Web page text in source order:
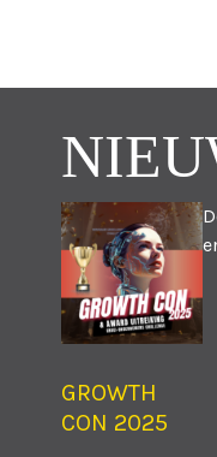
GROWTH
CON 2025